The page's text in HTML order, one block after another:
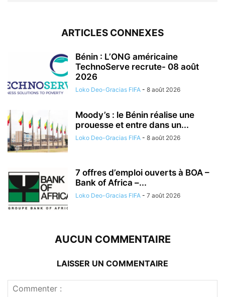
ARTICLES CONNEXES
Bénin : L’ONG américaine
TechnoServe recrute- 08 août
2026
Loko Deo-Gracias FIFA - 8 août 2026
Moody’s : le Bénin réalise une
prouesse et entre dans un...
Loko Deo-Gracias FIFA - 8 août 2026
7 offres d’emploi ouverts à BOA –
Bank of Africa –...
Loko Deo-Gracias FIFA - 7 août 2026
AUCUN COMMENTAIRE
LAISSER UN COMMENTAIRE